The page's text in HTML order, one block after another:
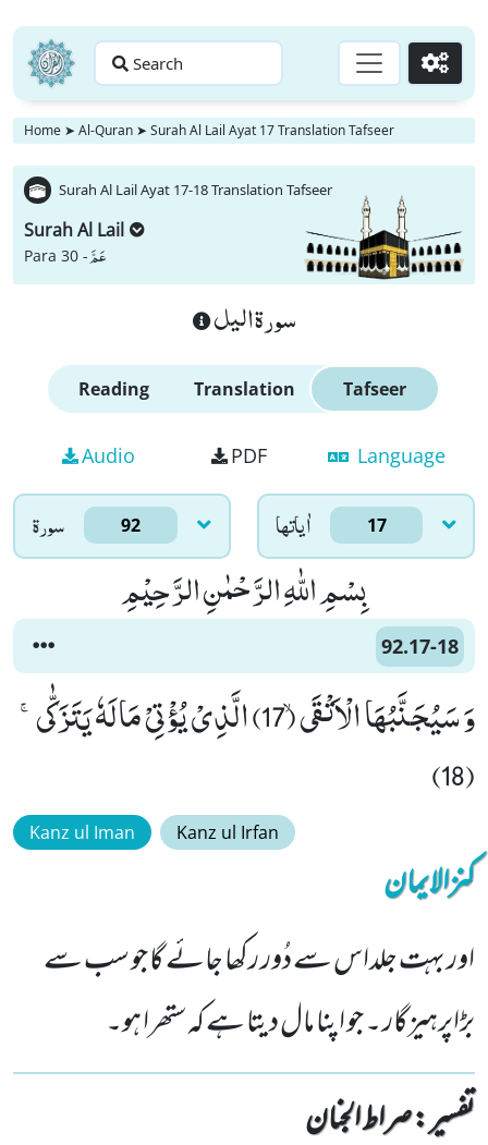
Search Go
Home ➤ Al-Quran ➤ Surah Al Lail Ayat 17 Translation Tafseer
Surah Al Lail Ayat 17-18 Translation Tafseer
Surah Al Lail
Para 30 -عَمَّ
سورة اليل
Reading Translation Tafseer
Audio PDF Language
سورۃ 92 اٰياتها 17
بِسْمِ اللّٰهِ الرَّحْمٰنِ الرَّحِیْمِ
92.17-18
وَ سَیُجَنَّبُهَا الْاَتْقَىۙ (17) الَّذِیْ یُؤْتِیْ مَالَهٗ یَتَزَكّٰىۚ
(18)
Kanz ul Iman Kanz ul Irfan
کنزالایمان
اور بہت جلداس سے دُور رکھا جائے گا جو سب سے
بڑاپرہیزگار ۔ جو اپنا مال دیتا ہے کہ ستھرا ہو۔
تفسیر : ‎صراط الجنان